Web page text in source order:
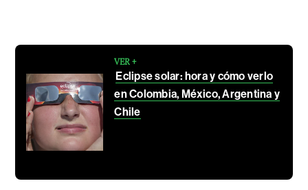
VER +
Eclipse solar: hora y cómo verlo
en Colombia, México, Argentina y
Chile